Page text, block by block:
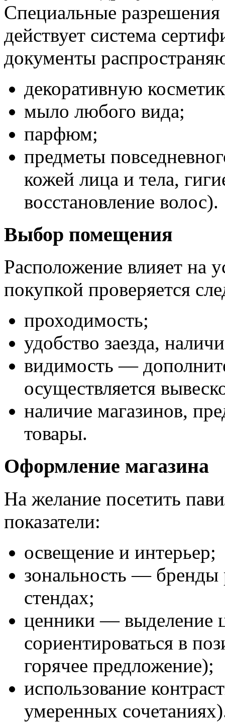
Специальные разрешения
действует система
документы
декоративную
мыло любого вида;
парфюм;
предметы
кожей лица и тела,
восстановление волос).
Выбор помещения
Расположение влияет на
покупкой проверяется
проходимость;
удобство заезда,
видимость —
осуществляется
наличие магазинов,
товары.
Оформление магазина
На желание посетить
показатели:
освещение и интерьер;
зональность — бренды
стендах;
ценники — выделение
сориентироваться в
горячее предложение);
использование
умеренных